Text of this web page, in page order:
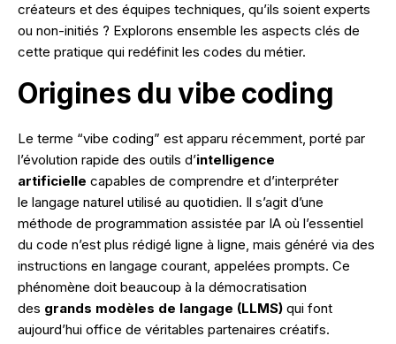
Marketing digital.
SEO
Publicité en ligne
Conseil.
Stratégie digitale
Transformation digitale
UX design
Intelligence artificielle
Formation Ads
Formation Outils
NOS RÉALISATIONS
créateurs et des équipes techniques, qu’ils soient experts
ou non-initiés ? Explorons ensemble les aspects clés de
cette pratique qui redéfinit les codes du métier.
Origines du vibe coding
Le terme “vibe coding” est apparu récemment, porté par
l’évolution rapide des outils d’intelligence
artificielle capables de comprendre et d’interpréter
le langage naturel utilisé au quotidien. Il s’agit d’une
méthode de programmation assistée par IA où l’essentiel
du code n’est plus rédigé ligne à ligne, mais généré via des
instructions en langage courant, appelées prompts. Ce
phénomène doit beaucoup à la démocratisation
des grands modèles de langage (LLMS) qui font
aujourd’hui office de véritables partenaires créatifs.